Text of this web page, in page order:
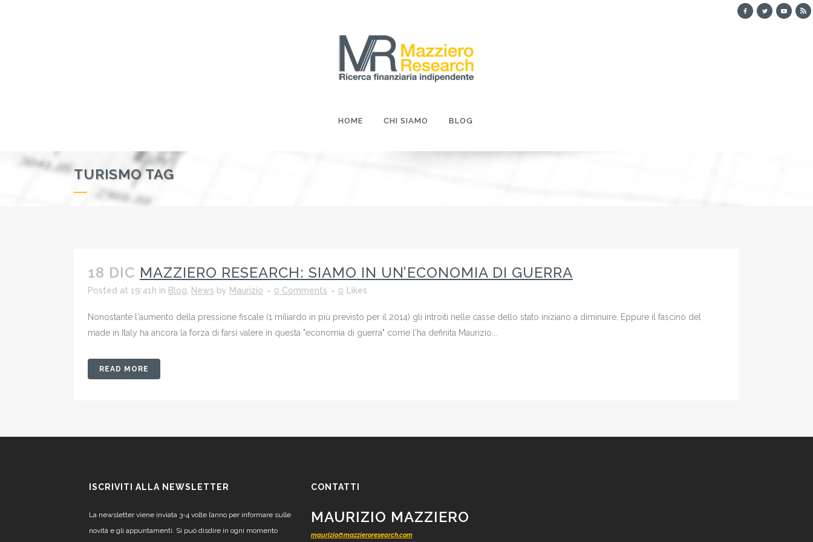
HOME CHI SIAMO BLOG
TURISMO TAG
18 DIC MAZZIERO RESEARCH: SIAMO IN UN’ECONOMIA DI GUERRA
Posted at 19:41h in Blog News by Maurizio 0 Comments 0 Likes
Nonostante l'aumento della pressione fiscale (1 miliardo in più previsto per il 2014) gli introiti nelle casse dello stato iniziano a diminuire. Eppure il fascino del
made in Italy ha ancora la forza di farsi valere in questa "economia di guerra" come l'ha definita Maurizio...
READ MORE
ISCRIVITI ALLA NEWSLETTER
La newsletter viene inviata 3-4 volte l’anno per informare sulle
novità e gli appuntamenti. Si può disdire in ogni momento
CONTATTI
MAURIZIO MAZZIERO
maurizio@mazzieroresearch.com